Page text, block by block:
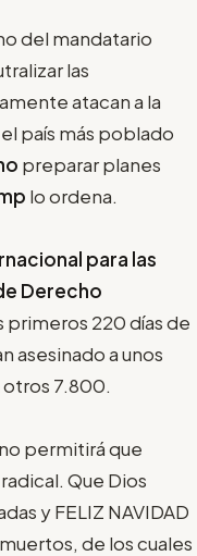
del mandatario
las
atacan a la
el país más poblado
preparar planes
lo ordena.
para las
Derecho
primeros 220 días de
asesinado a unos
otros 7.800.
permitirá que
Que Dios
y FELIZ NAVIDAD
de los cuales